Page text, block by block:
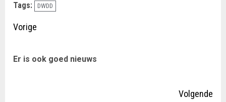
Tags: DWDD
Doorgaan
lezen
Vorige
Er is ook goed nieuws
Volgende